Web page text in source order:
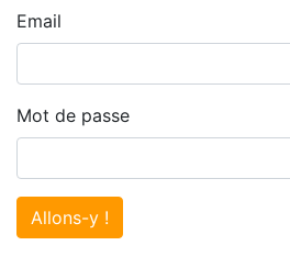
Email
Mot de passe
Allons-y !